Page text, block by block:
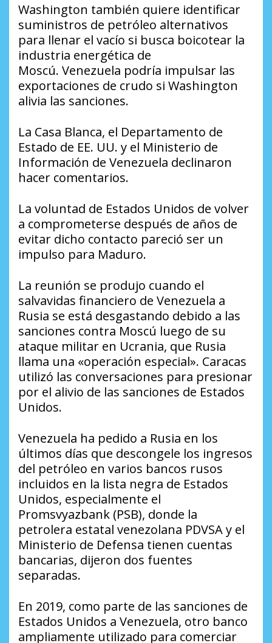
Washington también quiere identificar
suministros de petróleo alternativos
para llenar el vacío si busca boicotear la
industria energética de
Moscú. Venezuela podría impulsar las
exportaciones de crudo si Washington
alivia las sanciones.
La Casa Blanca, el Departamento de
Estado de EE. UU. y el Ministerio de
Información de Venezuela declinaron
hacer comentarios.
La voluntad de Estados Unidos de volver
a comprometerse después de años de
evitar dicho contacto pareció ser un
impulso para Maduro.
La reunión se produjo cuando el
salvavidas financiero de Venezuela a
Rusia se está desgastando debido a las
sanciones contra Moscú luego de su
ataque militar en Ucrania, que Rusia
llama una «operación especial». Caracas
utilizó las conversaciones para presionar
por el alivio de las sanciones de Estados
Unidos.
Venezuela ha pedido a Rusia en los
últimos días que descongele los ingresos
del petróleo en varios bancos rusos
incluidos en la lista negra de Estados
Unidos, especialmente el
Promsvyazbank (PSB), donde la
petrolera estatal venezolana PDVSA y el
Ministerio de Defensa tienen cuentas
bancarias, dijeron dos fuentes
separadas.
En 2019, como parte de las sanciones de
Estados Unidos a Venezuela, otro banco
ampliamente utilizado para comerciar